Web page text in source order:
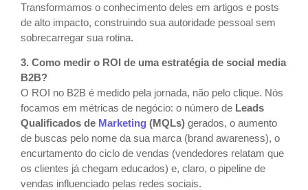
Transformamos o conhecimento deles em artigos e posts
de alto impacto, construindo sua autoridade pessoal sem
sobrecarregar sua rotina.
3. Como medir o ROI de uma estratégia de social media
B2B?
O ROI no B2B é medido pela jornada, não pelo clique. Nós
focamos em métricas de negócio: o número de Leads
Qualificados de Marketing (MQLs) gerados, o aumento
de buscas pelo nome da sua marca (brand awareness), o
encurtamento do ciclo de vendas (vendedores relatam que
os clientes já chegam educados) e, claro, o pipeline de
vendas influenciado pelas redes sociais.